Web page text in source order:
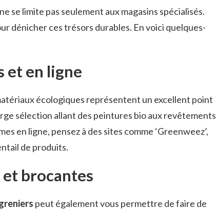
se limite pas seulement aux magasins spécialisés.
dénicher ces trésors durables. En voici quelques-
et en ligne
écologiques représentent un excellent point
sélection allant des peintures bio aux revêtements
en ligne, pensez à des sites comme ‘Greenweez’,
de produits.
et brocantes
peut également vous permettre de faire de